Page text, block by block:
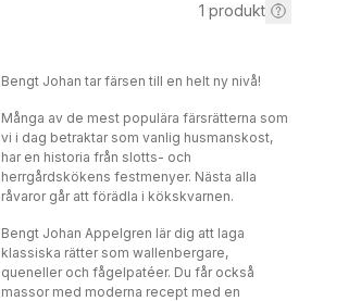
1 produkt
Bengt Johan tar färsen till en helt ny nivå!
Många av de mest populära färsrätterna som
vi i dag betraktar som vanlig husmanskost,
har en historia från slotts- och
herrgårdskökens festmenyer. Nästa alla
råvaror går att förädla i kökskvarnen.
Bengt Johan Appelgren lär dig att laga
klassiska rätter som wallenbergare,
queneller och fågelpatéer. Du får också
massor med moderna recept med en